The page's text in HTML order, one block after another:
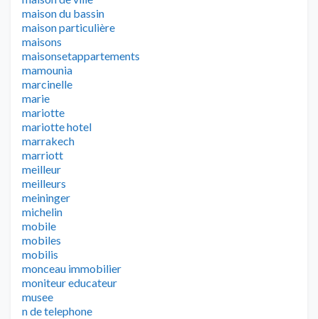
maison du bassin
maison particulière
maisons
maisonsetappartements
mamounia
marcinelle
marie
mariotte
mariotte hotel
marrakech
marriott
meilleur
meilleurs
meininger
michelin
mobile
mobiles
mobilis
monceau immobilier
moniteur educateur
musee
n de telephone